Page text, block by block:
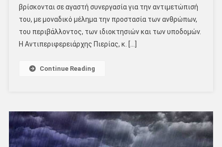
βρίσκονται σε αγαστή συνεργασία για την αντιμετώπισή
του, με μοναδικό μέλημα την προστασία των ανθρώπων,
του περιβάλλοντος, των ιδιοκτησιών και των υποδομών.
Η Αντιπεριφερειάρχης Πιερίας, κ. […]
Continue Reading